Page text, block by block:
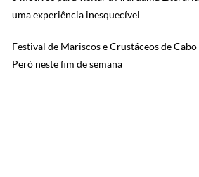
uma experiência inesquecível
Festival de Mariscos e Crustáceos de
Peró neste fim de semana